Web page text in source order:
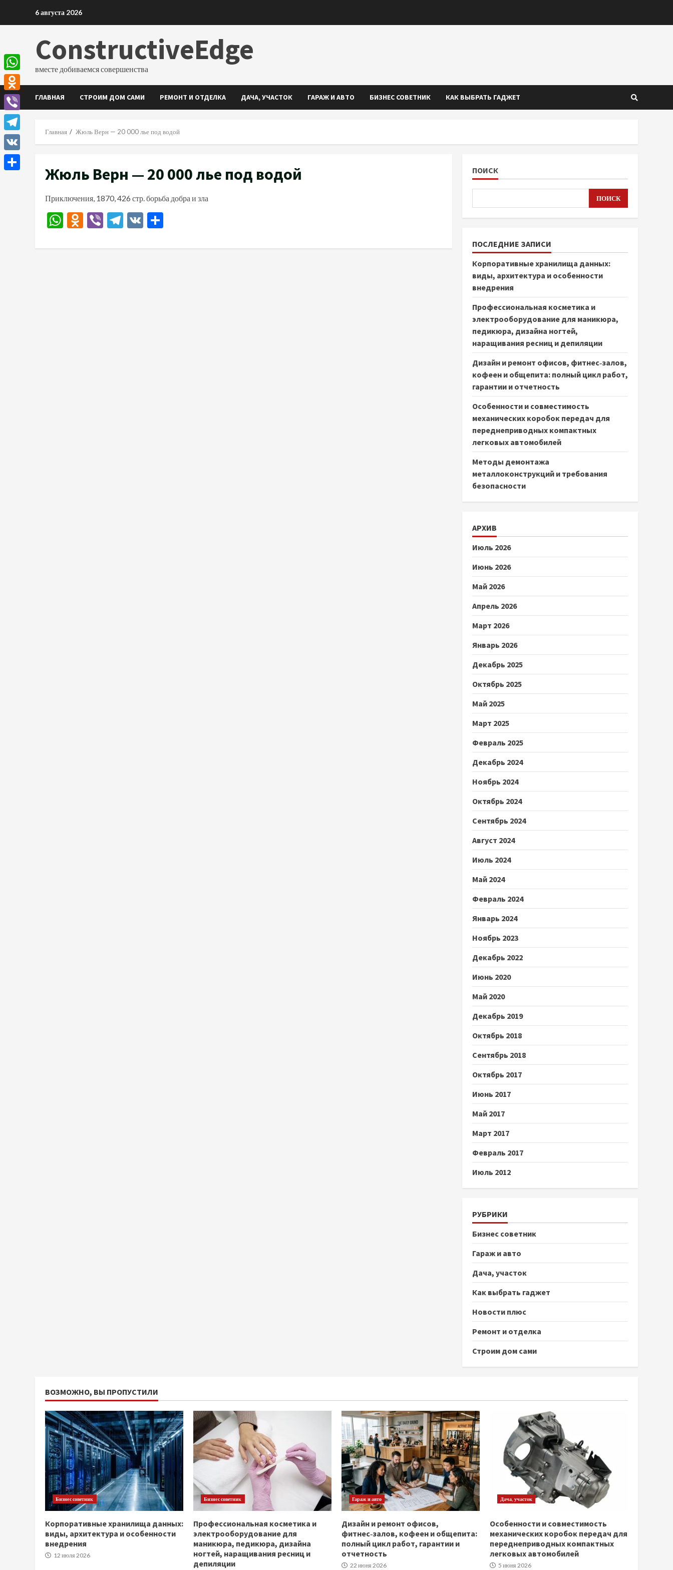
6 августа 2026
ConstructiveEdge
вместе добиваемся совершенства
ГЛАВНАЯ СТРОИМ ДОМ САМИ РЕМОНТ И ОТДЕЛКА ДАЧА, УЧАСТОК ГАРАЖ И АВТО БИЗНЕС СОВЕТНИК КАК ВЫБРАТЬ ГАДЖЕТ
Главная Жюль Верн — 20 000 лье под водой
Жюль Верн — 20 000 лье под водой
Приключения, 1870, 426 стр. борьба добра и зла
WhatsApp
Odnoklassniki
ViberTelegram
VK
ПОИСК
ПОИСК
ПОСЛЕДНИЕ ЗАПИСИ
Корпоративные хранилища данных:
виды, архитектура и особенности
внедрения
Профессиональная косметика и
электрооборудование для маникюра,
педикюра, дизайна ногтей,
наращивания ресниц и депиляции
Дизайн и ремонт офисов, фитнес‑залов,
кофеен и общепита: полный цикл работ,
гарантии и отчетность
Особенности и совместимость
механических коробок передач для
переднеприводных компактных
легковых автомобилей
Методы демонтажа
металлоконструкций и требования
безопасности
АРХИВ
Июль 2026
Июнь 2026
Май 2026
Апрель 2026
Март 2026
Январь 2026
Декабрь 2025
Октябрь 2025
Май 2025
Март 2025
Февраль 2025
Декабрь 2024
Ноябрь 2024
Октябрь 2024
Сентябрь 2024
Август 2024
Июль 2024
Май 2024
Февраль 2024
Январь 2024
Ноябрь 2023
Декабрь 2022
Июнь 2020
Май 2020
Декабрь 2019
Октябрь 2018
Сентябрь 2018
Октябрь 2017
Июнь 2017
Май 2017
Март 2017
Февраль 2017
Июль 2012
РУБРИКИ
Бизнес советник
Гараж и авто
Дача, участок
Как выбрать гаджет
Новости плюс
Ремонт и отделка
Строим дом сами
ВОЗМОЖНО, ВЫ ПРОПУСТИЛИ
Бизнес советник
Корпоративные хранилища данных:
виды, архитектура и особенности
внедрения
12 июля 2026
Бизнес советник
Профессиональная косметика и
электрооборудование для
маникюра, педикюра, дизайна
ногтей, наращивания ресниц и
депиляции
Гараж и авто
Дизайн и ремонт офисов,
фитнес‑залов, кофеен и общепита:
полный цикл работ, гарантии и
отчетность
22 июня 2026
Дача, участок
Особенности и совместимость
механических коробок передач для
переднеприводных компактных
легковых автомобилей
5 июня 2026
WhatsApp
Odnoklassniki
Viber
Telegram
VK